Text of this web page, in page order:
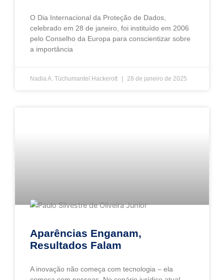
O Dia Internacional da Proteção de Dados,
celebrado em 28 de janeiro, foi instituído em 2006
pelo Conselho da Europa para conscientizar sobre
a importância
Nadia A. Tüchumantel Hackerott 28 de janeiro de 2025
Aparências Enganam,
Resultados Falam
A inovação não começa com tecnologia – ela